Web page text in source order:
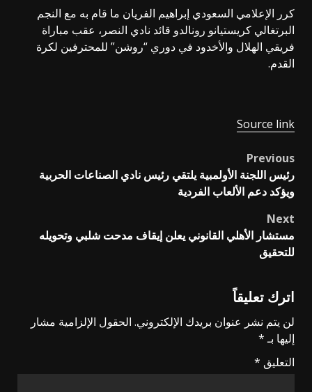
كرر الإعلامي السعودي إبراهيم الفريان ما قام به مع النجم
البرتغالي كريستيانو رونالدو قائد نادي النصر، عقب مباراة
فريقي الهلال والأخدود في دوري “روشن” للمحترفين لكرة
القدم.
Source link
Post
navigation
Previous
رئيس اللجنة الأولمبية يلتقي رئيس نادي الصناعات الحربية
ويؤكد دعم الألعاب الفردية
Next
مستشار الأهلي القانوني يعلن إيقاف مدحت شلبي وتحويله
للتحقيق
اترك تعليقاً
لن يتم نشر عنوان بريدك الإلكتروني. الحقول الإلزامية مشار
إليها بـ*
التعليق *